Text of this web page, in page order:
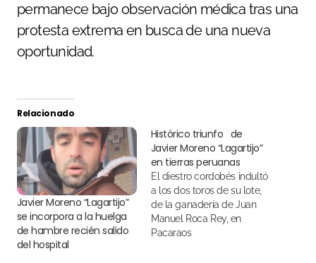
permanece bajo observación médica tras una
protesta extrema en busca de una nueva
oportunidad.
Relacionado
Javier Moreno “Lagartijo”
se incorpora a la huelga
de hambre recién salido
del hospital
Histórico triunfo de
Javier Moreno “Lagartijo”
en tierras peruanas
El diestro cordobés indultó
a los dos toros de su lote,
de la ganadería de Juan
Manuel Roca Rey, en
Pacaraos